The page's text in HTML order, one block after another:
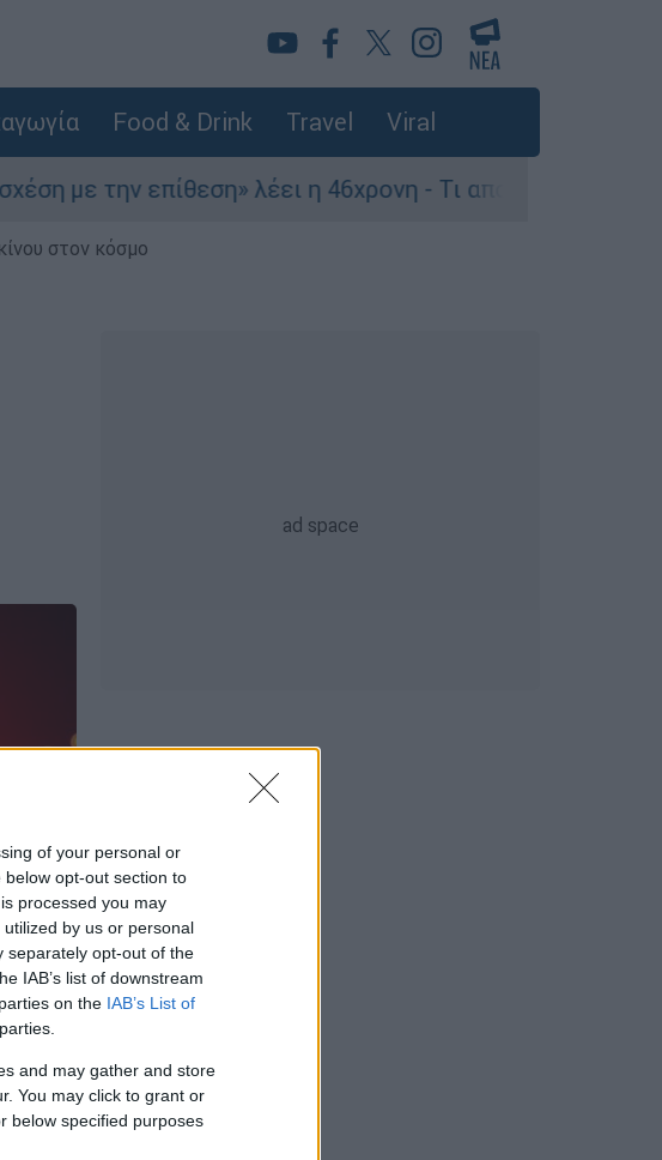
of your personal or
opt-out section to
processed you may
by us or personal
separately opt-out of the
IAB’s list of downstream
on the IAB’s List of
and may gather and store
You may click to grant or
below specified purposes
Food & Drink Travel Viral
την επίθεση» λέει η 46χρονη - Τι αποκάλυψε στους
στον κόσμο